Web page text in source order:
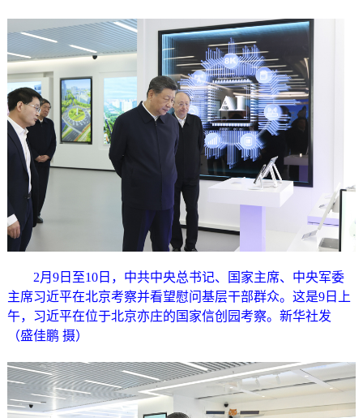
2月9日至10日，中共中央总书记、国家主席、中央军委
主席习近平在北京考察并看望慰问基层干部群众。这是9日上
午，习近平在位于北京亦庄的国家信创园考察。新华社发
（盛佳鹏 摄）